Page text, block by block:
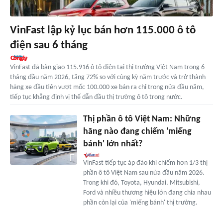
VinFast lập kỷ lục bán hơn 115.000 ô tô
điện sau 6 tháng
VinFast đã bàn giao 115.916 ô tô điện tại thị trường Việt Nam trong 6
tháng đầu năm 2026, tăng 72% so với cùng kỳ năm trước và trở thành
hãng xe đầu tiên vượt mốc 100.000 xe bán ra chỉ trong nửa đầu năm,
tiếp tục khẳng định vị thế dẫn đầu thị trường ô tô trong nước.
Thị phần ô tô Việt Nam: Những
hãng nào đang chiếm 'miếng
bánh' lớn nhất?
VinFast tiếp tục áp đảo khi chiếm hơn 1/3 thị
phần ô tô Việt Nam sau nửa đầu năm 2026.
Trong khi đó, Toyota, Hyundai, Mitsubishi,
Ford và nhiều thương hiệu lớn đang chia nhau
phần còn lại của 'miếng bánh' thị trường.